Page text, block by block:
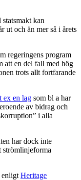
kan
ut och än mer så i årets
regeringens program
att en del fall med hög
trots allt fortfarande
ex en lag som bl a har
av bidrag och
i alla
har dock inte
strömlinjeforma
enligt Heritage